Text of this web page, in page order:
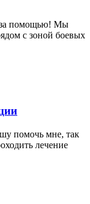
за помощью! Мы
с зоной боевых
помочь мне, так
лечение